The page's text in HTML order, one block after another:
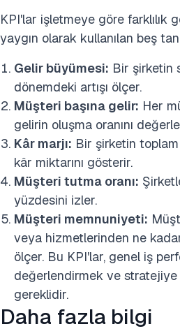
KPI'lar işletmeye göre farklılık
yaygın olarak kullanılan beş
Gelir büyümesi: Bir şirketin
dönemdeki artışı ölçer.
Müşteri başına gelir: Her
gelirin oluşma oranını
Kâr marjı: Bir şirketin
kâr miktarını gösterir.
Müşteri tutma oranı:
yüzdesini izler.
Müşteri memnuniyeti:
veya hizmetlerinden ne
ölçer. Bu KPI'lar, genel iş
değerlendirmek ve
gereklidir.
Daha fazla bilgi